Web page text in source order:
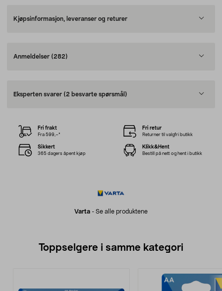
Kjøpsinformasjon, leveranser og returer
Anmeldelser (282)
Eksperten svarer (2 besvarte spørsmål)
Varta - Se alle produktene
Fri frakt
Fra 599,–*
Fri retur
Returner til valgfri butikk
Sikkert
365 dagers åpent kjøp
Klikk&Hent
Bestill på nett og hent i butikk
Toppselgere i samme kategori